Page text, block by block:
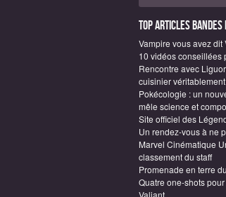
Top articles Bandes
Vampire vous avez dit
10 vidéos conseillées
Rencontre avec
cuisinier
Pokécologie : un
mêle science et
Site officiel des
Un rendez-vous à ne
Marvel Cinématique
classement du staff
Promenade en terre
Quatre one-shots
Valiant